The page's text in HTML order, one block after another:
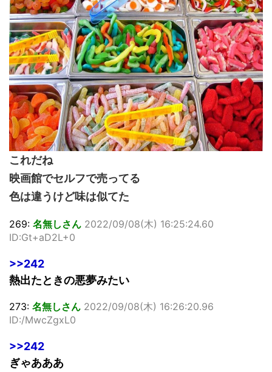
これだね
映画館でセルフで売ってる
色は違うけど味は似てた
269: 名無しさん 2022/09/08(木) 16:25:24.60
ID:Gt+aD2L+0
>>242
熱出たときの悪夢みたい
273: 名無しさん 2022/09/08(木) 16:26:20.96
ID:/MwcZgxL0
>>242
ぎゃあああ